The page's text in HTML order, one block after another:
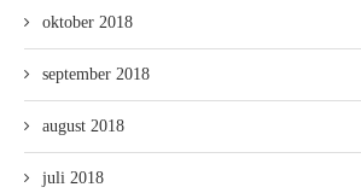
oktober 2018
september 2018
august 2018
juli 2018